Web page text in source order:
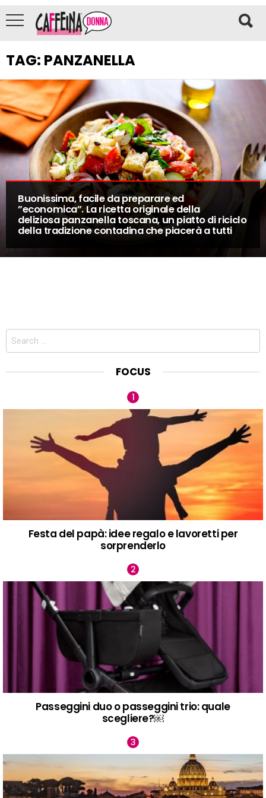
TAG: PANZANELLA
Buonissima, facile da preparare ed
”economica”. La ricetta originale della
deliziosa panzanella toscana, un piatto di riciclo
della tradizione contadina che piacerà a tutti
Search
FOCUS
Festa del papà: idee regalo e lavoretti per
sorprenderlo
Passeggini duo o passeggini trio: quale
scegliere?￼